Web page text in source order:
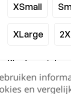
XSmall
XLarge
Kies je aantal:
en